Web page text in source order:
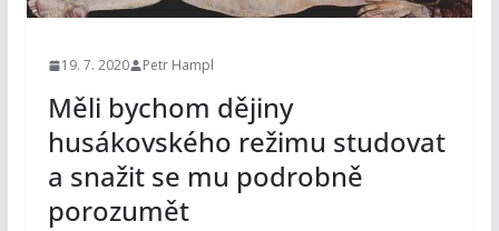
19. 7. 2020 Petr Hampl
Měli bychom dějiny
husákovského režimu studovat
a snažit se mu podrobně
porozumět